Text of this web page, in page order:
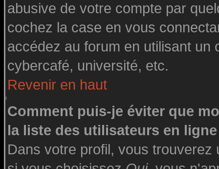
abusive de votre compte par
cochez la case en vous
accédez au forum en utilisant un
cybercafé, université, etc.
Revenir en haut
Comment puis-je éviter que
la liste des utilisateurs en
Dans votre profil, vous trouverez